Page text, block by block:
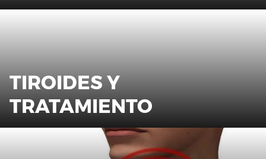
TIROIDES Y
TRATAMIENTO